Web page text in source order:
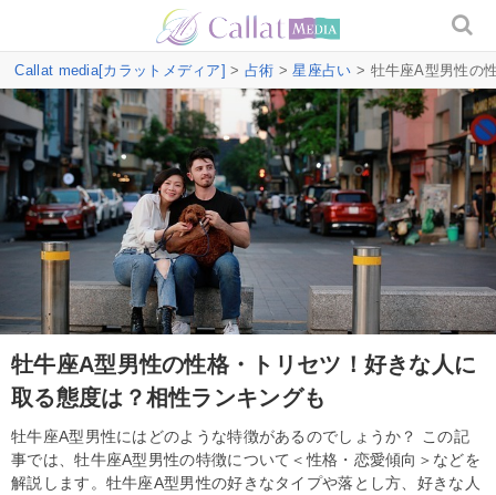
Callat media[カラットメディア] > 占術 >星座占い > 牡牛座A型男性の
牡牛座A型男性の性格・トリセツ！好きな人に
取る態度は？相性ランキングも
牡牛座A型男性にはどのような特徴があるのでしょうか？ この記
事では、牡牛座A型男性の特徴について＜性格・恋愛傾向＞などを
解説します。牡牛座A型男性の好きなタイプや落とし方、好きな人